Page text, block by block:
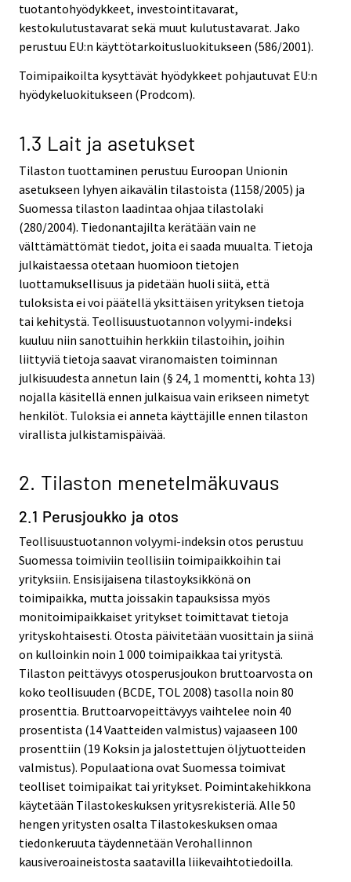
tuotantohyödykkeet, investointitavarat,
kestokulutustavarat sekä muut kulutustavarat. Jako
perustuu EU:n käyttötarkoitusluokitukseen (586/2001).
Toimipaikoilta kysyttävät hyödykkeet pohjautuvat EU:n
hyödykeluokitukseen (Prodcom).
1.3 Lait ja asetukset
Tilaston tuottaminen perustuu Euroopan Unionin
asetukseen lyhyen aikavälin tilastoista (1158/2005) ja
Suomessa tilaston laadintaa ohjaa tilastolaki
(280/2004). Tiedonantajilta kerätään vain ne
välttämättömät tiedot, joita ei saada muualta. Tietoja
julkaistaessa otetaan huomioon tietojen
luottamuksellisuus ja pidetään huoli siitä, että
tuloksista ei voi päätellä yksittäisen yrityksen tietoja
tai kehitystä. Teollisuustuotannon volyymi-indeksi
kuuluu niin sanottuihin herkkiin tilastoihin, joihin
liittyviä tietoja saavat viranomaisten toiminnan
julkisuudesta annetun lain (§ 24, 1 momentti, kohta 13)
nojalla käsitellä ennen julkaisua vain erikseen nimetyt
henkilöt. Tuloksia ei anneta käyttäjille ennen tilaston
virallista julkistamispäivää.
2. Tilaston menetelmäkuvaus
2.1 Perusjoukko ja otos
Teollisuustuotannon volyymi-indeksin otos perustuu
Suomessa toimiviin teollisiin toimipaikkoihin tai
yrityksiin. Ensisijaisena tilastoyksikkönä on
toimipaikka, mutta joissakin tapauksissa myös
monitoimipaikkaiset yritykset toimittavat tietoja
yrityskohtaisesti. Otosta päivitetään vuosittain ja siinä
on kulloinkin noin 1 000 toimipaikkaa tai yritystä.
Tilaston peittävyys otosperusjoukon bruttoarvosta on
koko teollisuuden (BCDE, TOL 2008) tasolla noin 80
prosenttia. Bruttoarvopeittävyys vaihtelee noin 40
prosentista (14 Vaatteiden valmistus) vajaaseen 100
prosenttiin (19 Koksin ja jalostettujen öljytuotteiden
valmistus). Populaationa ovat Suomessa toimivat
teolliset toimipaikat tai yritykset. Poimintakehikkona
käytetään Tilastokeskuksen yritysrekisteriä. Alle 50
hengen yritysten osalta Tilastokeskuksen omaa
tiedonkeruuta täydennetään Verohallinnon
kausiveroaineistosta saatavilla liikevaihtotiedoilla.